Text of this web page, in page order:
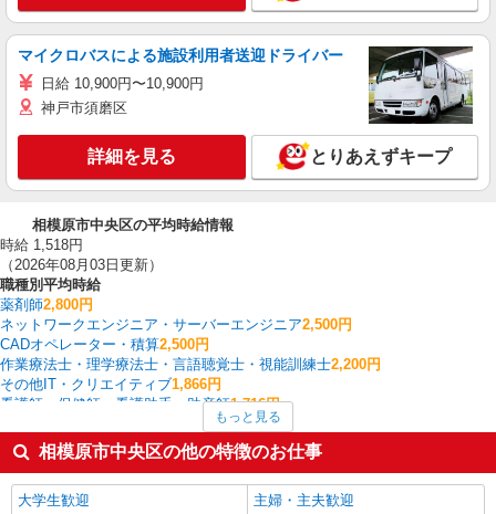
マイクロバスによる施設利用者送迎ドライバー
日給 10,900円〜10,900円
神戸市須磨区
詳細を見る とりあえずキープ
相模原市中央区の平均時給情報
時給 1,518円
（2026年08月03日更新）
職種別平均時給
薬剤師2,800円
ネットワークエンジニア・サーバーエンジニア2,500円
CADオペレーター・積算2,500円
作業療法士・理学療法士・言語聴覚士・視能訓練士2,200円
その他IT・クリエイティブ1,866円
看護師・保健師・看護助手・助産師1,716円
1,700円
製造・組立・加工1,650円
家電・携帯販売1,618円
中型（2t・4t）ドライバー1,594円
相模原市中央区の他の職種の平均時給を見る
もっと見る
相模原市中央区の他の特徴のお仕事
大学生歓迎
主婦・主夫歓迎